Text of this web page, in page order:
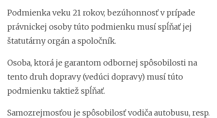
Podmienka veku 21 rokov, bezúhonnosť v prípade
právnickej osoby túto podmienku musí spĺňať jej
štatutárny orgán a spoločník.
Osoba, ktorá je garantom odbornej spôsobilosti na
tento druh dopravy (vedúci dopravy) musí túto
podmienku taktiež spĺňať.
Samozrejmosťou je spôsobilosť vodiča autobusu, resp.